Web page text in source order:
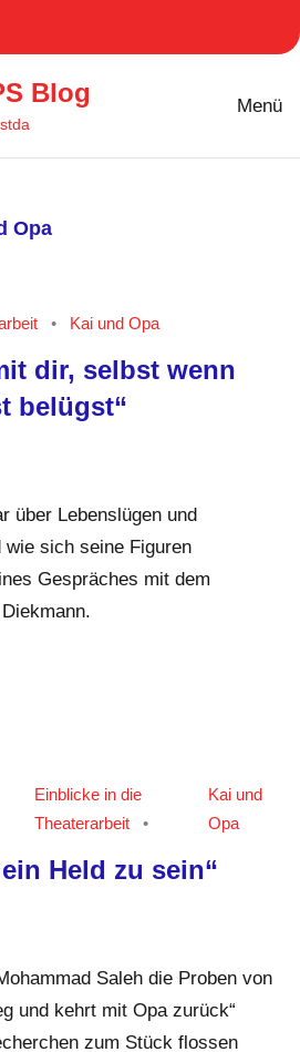
GRIPS
Blog Menü
Opa
Kai und Opa
dir, selbst wenn
belügst“
über Lebenslügen und
wie sich seine Figuren
Gespräches mit dem
Einblicke in die
Theaterarbeit
Kai und
Opa
Held zu sein“
Saleh die Proben von
und kehrt mit Opa zurück“
zum Stück flossen